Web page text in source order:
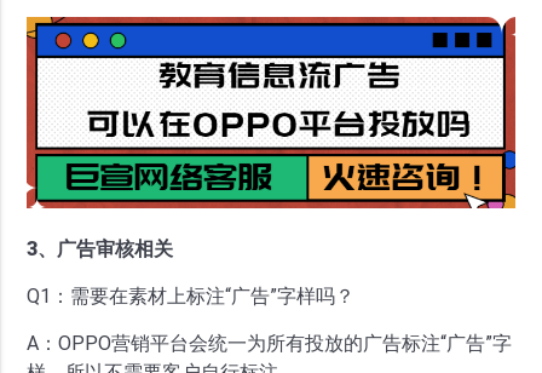
3、广告审核相关
Q1：需要在素材上标注“广告”字样吗？
A：OPPO营销平台会统一为所有投放的广告标注“广告”字